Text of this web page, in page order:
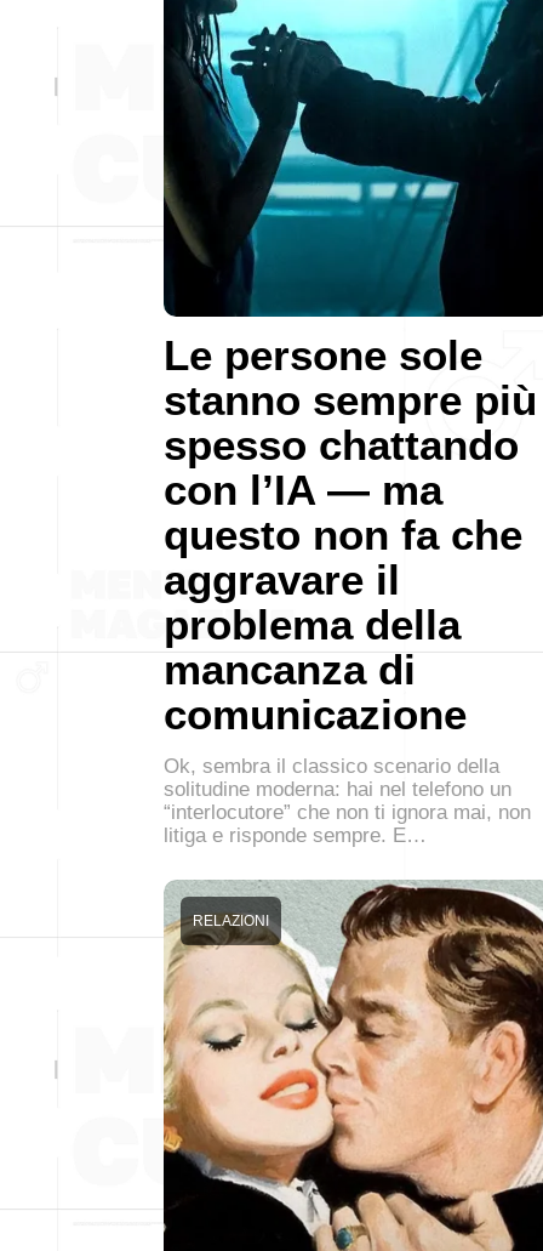
Le persone sole
stanno sempre più
spesso chattando
con l’IA — ma
questo non fa che
aggravare il
problema della
mancanza di
comunicazione
Ok, sembra il classico scenario della
solitudine moderna: hai nel telefono un
“interlocutore” che non ti ignora mai, non
litiga e risponde sempre. E…
RELAZIONI